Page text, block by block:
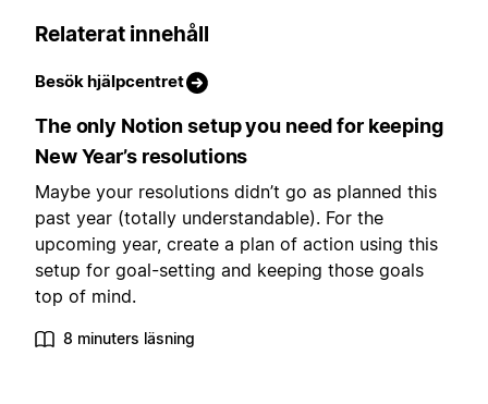
Relaterat innehåll
Besök hjälpcentret
The only Notion setup you need for keeping
New Year’s resolutions
Maybe your resolutions didn’t go as planned this
past year (totally understandable). For the
upcoming year, create a plan of action using this
setup for goal-setting and keeping those goals
top of mind.
8 minuters läsning